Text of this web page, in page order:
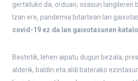
gertatuko da, orduan, osasun langileren
Izan ere, pandemia bitartean lan
covid-19 ez da lan gaixotasunen
Bestetik, lehen aipatu dugun bezala,
alderik, baldin eta aldi baterako